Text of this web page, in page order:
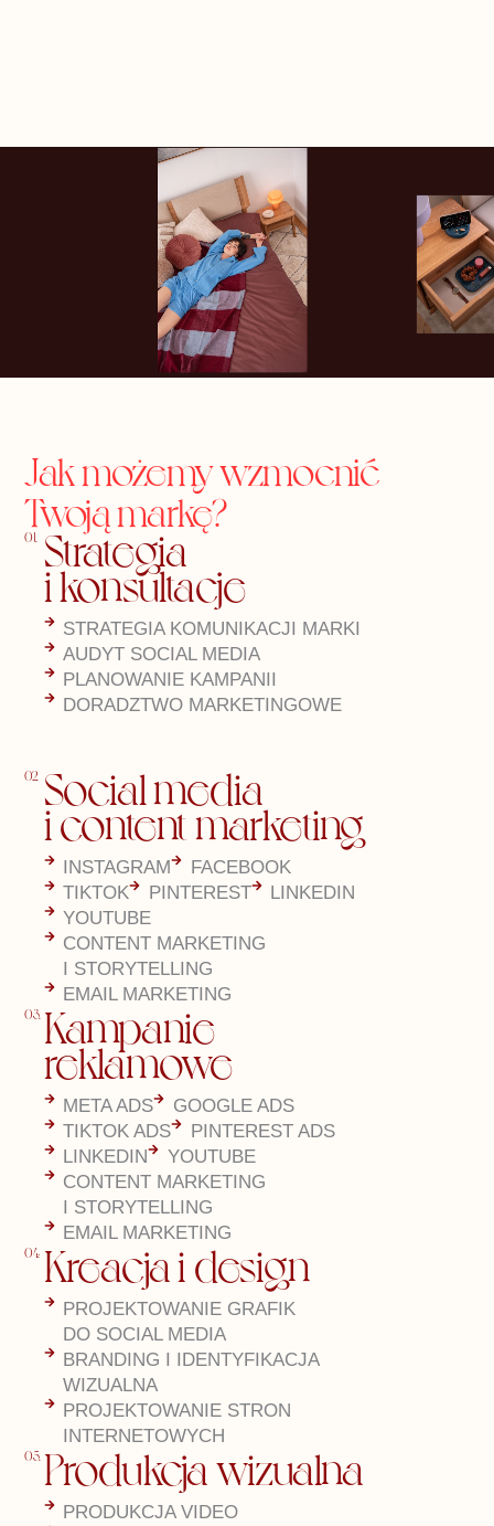
Jak możemy wzmocnić
Twoją markę?
01. Strategia
i konsultacje
STRATEGIA KOMUNIKACJI MARKI
AUDYT SOCIAL MEDIA
PLANOWANIE KAMPANII
DORADZTWO MARKETINGOWE
02. Social media
i content marketing
INSTAGRAM
FACEBOOK
TIKTOK
PINTEREST
LINKEDIN
YOUTUBE
CONTENT MARKETING
I STORYTELLING
EMAIL MARKETING
03. Kampanie
reklamowe
META ADS
GOOGLE ADS
TIKTOK ADS
PINTEREST ADS
LINKEDIN
YOUTUBE
CONTENT MARKETING
I STORYTELLING
EMAIL MARKETING
04. Kreacja i design
PROJEKTOWANIE GRAFIK
DO SOCIAL MEDIA
BRANDING I IDENTYFIKACJA
WIZUALNA
PROJEKTOWANIE STRON
INTERNETOWYCH
05. Produkcja wizualna
PRODUKCJA VIDEO